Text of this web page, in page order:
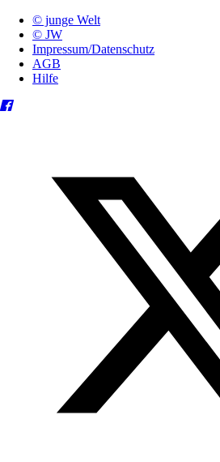
© junge Welt
© JW
Impressum/Datenschutz
AGB
Hilfe